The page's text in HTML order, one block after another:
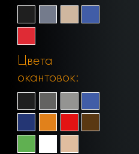
Цвета
окантовок: